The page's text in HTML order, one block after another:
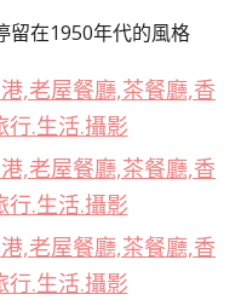
留在1950年代的風格